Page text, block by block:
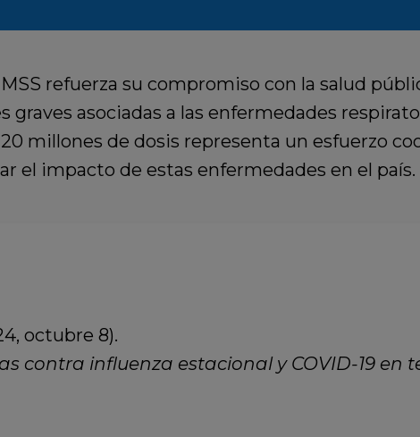
refuerza su compromiso con la salud
asociadas a las enfermedades
millones de dosis representa un esfuerzo
el impacto de estas enfermedades en el país.
octubre 8).
contra influenza estacional y COVID-19 en